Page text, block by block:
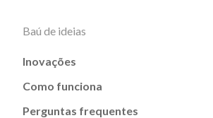
Baú de ideias
Inovações
Como funciona
Perguntas frequentes